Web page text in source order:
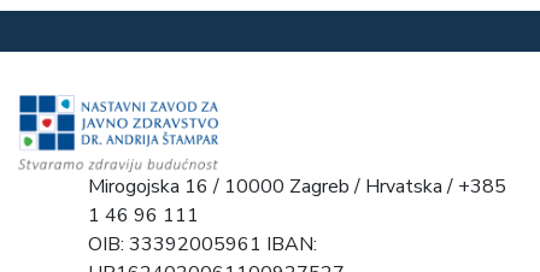
Mirogojska 16 / 10000 Zagreb / Hrvatska / +385
1 46 96 111
OIB: 33392005961 IBAN: